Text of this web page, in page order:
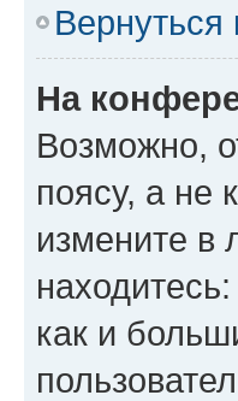
Вернуться
На
Возможно,
поясу, а не
измените в
как и